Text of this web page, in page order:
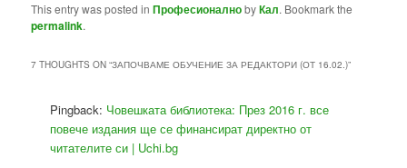
This entry was posted inПрофесионалноbyКал. Bookmark the
permalink.
7 THOUGHTS ON “ЗАПОЧВАМЕ ОБУЧЕНИЕ ЗА РЕДАКТОРИ (ОТ 16.02.)”
Pingback: Човешката библиотека: През 2016 г. все
повече издания ще се финансират директно от
читателите си | Uchi.bg